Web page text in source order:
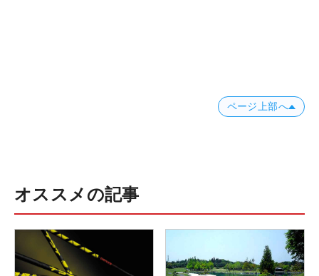
ページ上部へ
オススメの記事